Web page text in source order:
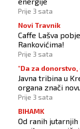
Prije 3 sata
Novi Travnik
Caffe Lašva
Rankovićima!
Prije 3 sata
"Da za donorstvo,
Javna tribina u
organa znači
Prije 3 sata
BIHAMK
Od ranih